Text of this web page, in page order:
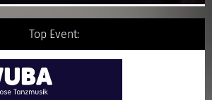
Top Event: